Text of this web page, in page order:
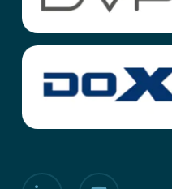
linkedin